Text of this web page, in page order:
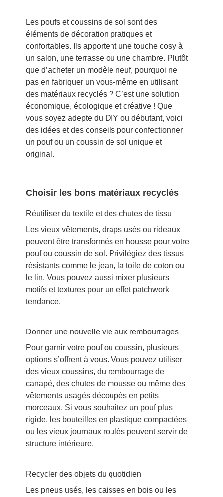
Les poufs et coussins de sol sont des
éléments de décoration pratiques et
confortables. Ils apportent une touche cosy à
un salon, une terrasse ou une chambre. Plutôt
que d’acheter un modèle neuf, pourquoi ne
pas en fabriquer un vous-même en utilisant
des matériaux recyclés ? C’est une solution
économique, écologique et créative ! Que
vous soyez adepte du DIY ou débutant, voici
des idées et des conseils pour confectionner
un pouf ou un coussin de sol unique et
original.
Choisir les bons matériaux recyclés
Réutiliser du textile et des chutes de tissu
Les vieux vêtements, draps usés ou rideaux
peuvent être transformés en housse pour votre
pouf ou coussin de sol. Privilégiez des tissus
résistants comme le jean, la toile de coton ou
le lin. Vous pouvez aussi mixer plusieurs
motifs et textures pour un effet patchwork
tendance.
Donner une nouvelle vie aux rembourrages
Pour garnir votre pouf ou coussin, plusieurs
options s’offrent à vous. Vous pouvez utiliser
des vieux coussins, du rembourrage de
canapé, des chutes de mousse ou même des
vêtements usagés découpés en petits
morceaux. Si vous souhaitez un pouf plus
rigide, les bouteilles en plastique compactées
ou les vieux journaux roulés peuvent servir de
structure intérieure.
Recycler des objets du quotidien
Les pneus usés, les caisses en bois ou les